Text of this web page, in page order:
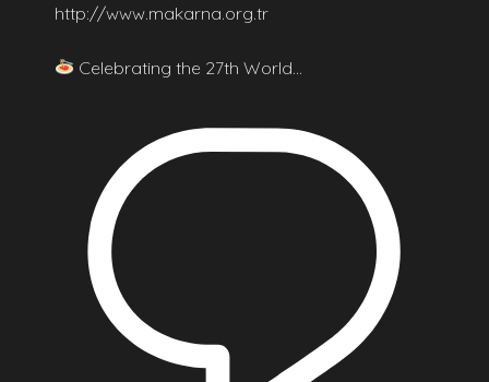
http://www.makarna.org.tr
Celebrating the 27th World…